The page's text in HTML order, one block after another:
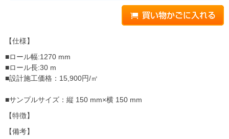
【仕様】
■ロール幅:1270 mm
■ロール長:30 m
■設計施工価格：15,900円/㎡
■サンプルサイズ：縦 150 mm×横 150 mm
【特徴】
【備考】